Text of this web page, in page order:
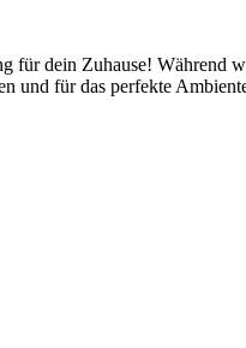
für dein Zuhause!
und für das perfekte